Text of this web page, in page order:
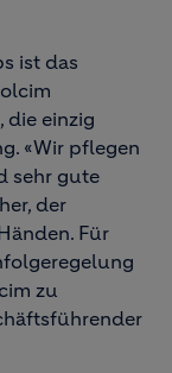
ist das
die einzig
«Wir pflegen
sehr gute
der
Für
zu